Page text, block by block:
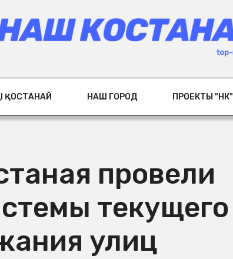
ҚОСТАНАЙ НАШ ГОРОД ПРОЕКТЫ "НК"
провели
текущего
улиц